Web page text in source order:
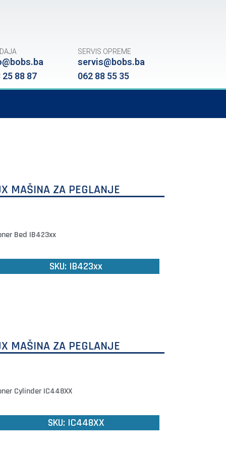
25 88 87
SERVIS OPREME
servis@bobs.ba
062 88 55 35
MAŠINA ZA PEGLANJE
Bed IB423xx
SKU: IB423xx
MAŠINA ZA PEGLANJE
Cylinder IC448XX
SKU: IC448XX